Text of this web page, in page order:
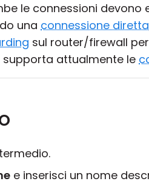
le connessioni devono
una connessione diretta
sul router/firewall
supporta attualmente le
e inserisci un nome